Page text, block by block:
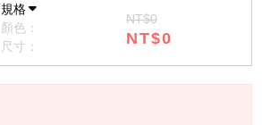
規格
顏色：
尺寸：
NT$0
NT$0